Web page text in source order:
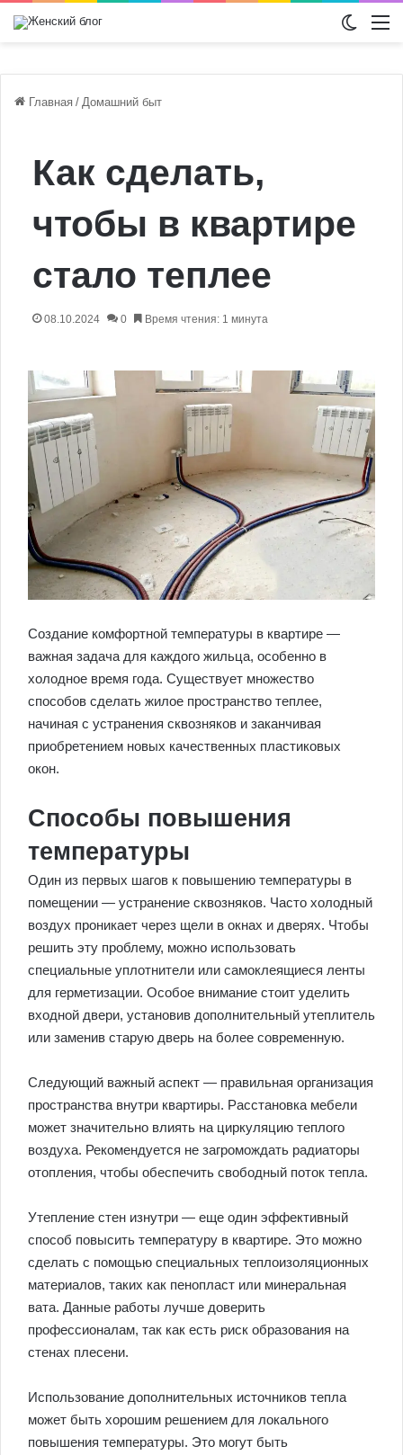
Главная / Домашний быт
Как сделать,
чтобы в квартире
стало теплее
08.10.2024 0 Время чтения: 1 минута
Создание комфортной температуры в квартире —
важная задача для каждого жильца, особенно в
холодное время года. Существует множество
способов сделать жилое пространство теплее,
начиная с устранения сквозняков и заканчивая
приобретением новых качественных пластиковых
окон.
Способы повышения
температуры
Один из первых шагов к повышению температуры в
помещении — устранение сквозняков. Часто холодный
воздух проникает через щели в окнах и дверях. Чтобы
решить эту проблему, можно использовать
специальные уплотнители или самоклеящиеся ленты
для герметизации. Особое внимание стоит уделить
входной двери, установив дополнительный утеплитель
или заменив старую дверь на более современную.
Следующий важный аспект — правильная организация
пространства внутри квартиры. Расстановка мебели
может значительно влиять на циркуляцию теплого
воздуха. Рекомендуется не загромождать радиаторы
отопления, чтобы обеспечить свободный поток тепла.
Утепление стен изнутри — еще один эффективный
способ повысить температуру в квартире. Это можно
сделать с помощью специальных теплоизоляционных
материалов, таких как пенопласт или минеральная
вата. Данные работы лучше доверить
профессионалам, так как есть риск образования на
стенах плесени.
Использование дополнительных источников тепла
может быть хорошим решением для локального
повышения температуры. Это могут быть